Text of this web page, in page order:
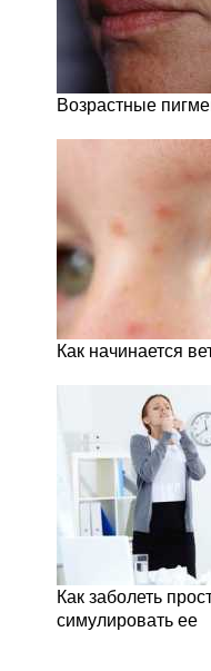
Возрастные
Как начинается
Как заболеть
симулировать ее